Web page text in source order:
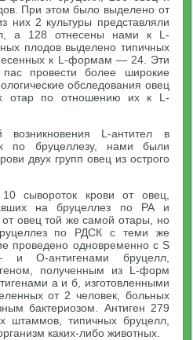
При этом было выделено от
них 2 культуры представляли
а 128 отнесены нами к L-
плодов выделено типичных
к L-формам — 24. Эти
пас провести более широкие
обследования овец
отар по отношению их к L-
возникновения L-антител в
по бруцеллезу, нами были
двух групп овец из острого
сывороток крови от овец,
на бруцеллез по РА и
овец той же самой отары, но
по РДСК с теми же
проведено одновременно с S
и О-антигенами бруцелл,
полученным из L-форм
а и б, изготовленными
от 2 человек, больных
бактериозом. Антиген 279
штаммов, типичных бруцелл,
каких-либо животных.